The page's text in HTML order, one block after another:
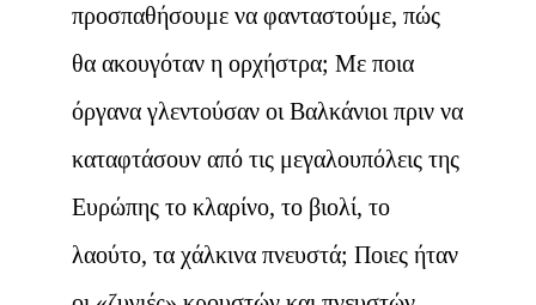
προσπαθήσουμε να φανταστούμε, πώς
θα ακουγόταν η ορχήστρα; Με ποια
όργανα γλεντούσαν οι Βαλκάνιοι πριν να
καταφτάσουν από τις μεγαλουπόλεις της
Ευρώπης το κλαρίνο, το βιολί, το
λαούτο, τα χάλκινα πνευστά; Ποιες ήταν